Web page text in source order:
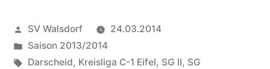
Veröffentlicht
von
SV Walsdorf
24.03.2014
Veröffentlicht
in
Saison 2013/2014
Schlagwörter:
Darscheid, Kreisliga C-1 Eifel, SG II, SG